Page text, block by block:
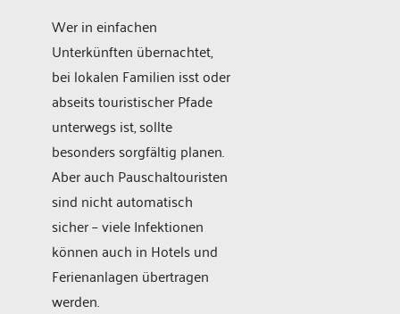
Wer in einfachen
Unterkünften übernachtet,
bei lokalen Familien isst oder
abseits touristischer Pfade
unterwegs ist, sollte
besonders sorgfältig planen.
Aber auch Pauschaltouristen
sind nicht automatisch
sicher – viele Infektionen
können auch in Hotels und
Ferienanlagen übertragen
werden.